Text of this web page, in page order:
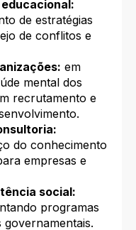
de estratégias
de conflitos e
em
mental dos
recrutamento e
do conhecimento
empresas e
social:
programas
governamentais.